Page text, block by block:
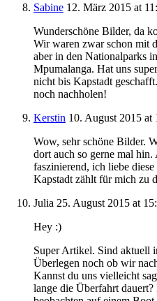
Sabine 12. März 2015 at
Wunderschöne Bilder, da
Wir waren zwar schon mit
aber in den Nationalparks
Mpumalanga. Hat uns
nicht bis Kapstadt
noch nachholen!
Kerstin 10. August 2015 at
Wow, sehr schöne Bilder.
dort auch so gerne mal
faszinierend, ich liebe
Kapstadt zählt für mich zu
Julia 25. August 2015 at
Hey :)
Super Artikel. Sind aktuell
Überlegen noch ob wir
Kannst du uns vielleicht
lange die Überfahrt